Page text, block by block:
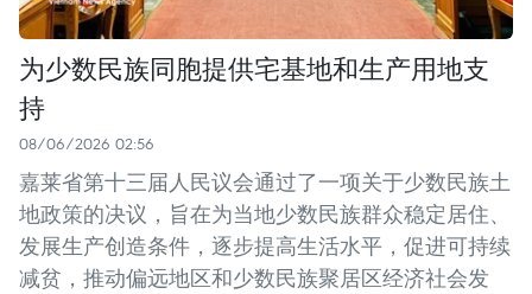
为少数民族同胞提供宅基地和生产用地支
持
08/06/2026 02:56
嘉莱省第十三届人民议会通过了一项关于少数民族土
地政策的决议，旨在为当地少数民族群众稳定居住、
发展生产创造条件，逐步提高生活水平，促进可持续
减贫，推动偏远地区和少数民族聚居区经济社会发